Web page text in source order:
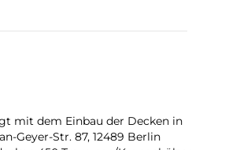
mit dem Einbau der Decken in
Geyer-Str. 87, 12489 Berlin